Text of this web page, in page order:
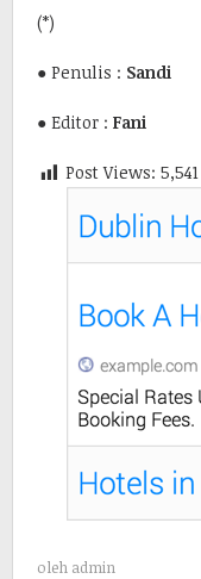
(*)
● Penulis : Sandi
● Editor : Fani
Post Views: 5,541
oleh admin